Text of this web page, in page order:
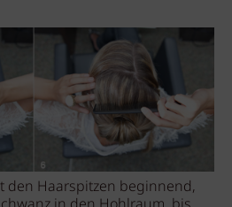
den Haarspitzen beginnend,